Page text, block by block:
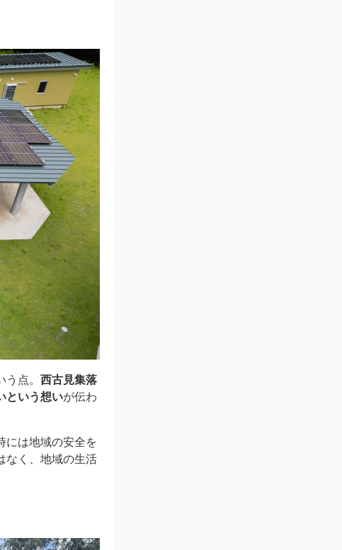
点。 西古見集落
という想いが伝わ
には地域の安全を
なく、地域の生活